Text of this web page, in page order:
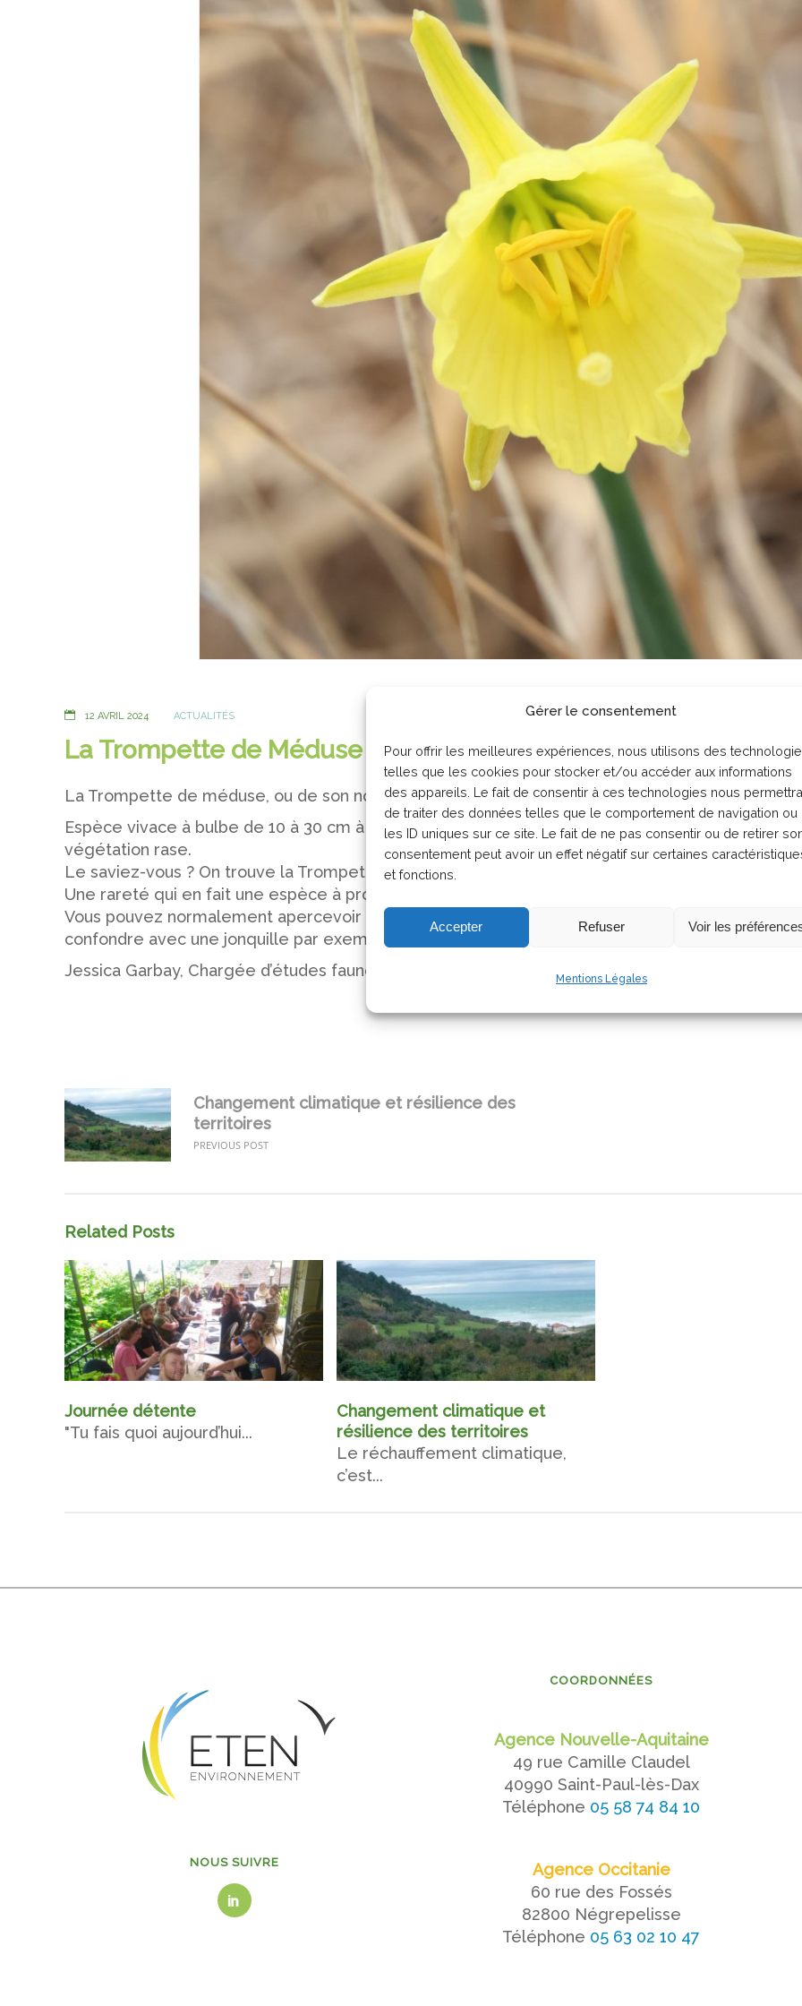
Gérer le consentement
Pour offrir les meilleures expériences, nous utilisons des
telles que les cookies pour stocker et/ou accéder aux informations
des appareils. Le fait de consentir à ces technologies nous permettra
de traiter des données telles que le comportement de navigation ou
les ID uniques sur ce site. Le fait de ne pas consentir ou de retirer
consentement peut avoir un effet négatif sur certaines
et fonctions.
Accepter Refuser Voir les
Mentions Légales
12 AVRIL 2024 ACTUALITÉS
La Trompette de Méduse
La Trompette de méduse, ou de son nom scientifique, Narcissus gigas.
Espèce vivace à bulbe de 10 à 30 cm à corolle jaune pâle, elle s’épanouit sur les pelouses et
végétation rase.
Le saviez-vous ? On trouve la Trompette de méduse essentiellement dans les Landes de
Une rareté qui en fait une espèce à protéger dont il faut prendre soin.
Vous pouvez normalement apercevoir ses jolies clochettes dorées au début du printemps.
confondre avec une jonquille par exemple) ? Grâce à ses sépales étroits et ses feuilles plus
Jessica Garbay, Chargée d’études faune chez Eten a déjà réalisé une première observation
Changement climatique et résilience des
territoires
PREVIOUS POST
Related Posts
Journée détente
"Tu fais quoi aujourd’hui...
Changement climatique et
résilience des territoires
Le réchauffement climatique,
c’est...
NOUS SUIVRE
COORDONNÉES
Agence Nouvelle-Aquitaine
49 rue Camille Claudel
40990 Saint-Paul-lès-Dax
Téléphone 05 58 74 84 10
Agence Occitanie
60 rue des Fossés
82800 Négrepelisse
Téléphone 05 63 02 10 47